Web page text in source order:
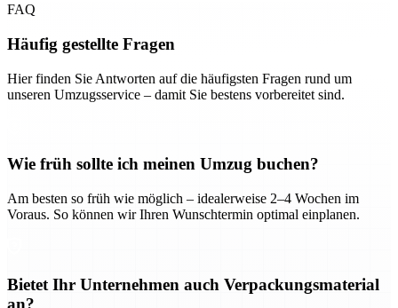
FAQ
Häufig gestellte Fragen
Hier finden Sie Antworten auf die häufigsten Fragen rund um
unseren Umzugsservice – damit Sie bestens vorbereitet sind.
Wie früh sollte ich meinen Umzug buchen?
Am besten so früh wie möglich – idealerweise 2–4 Wochen im
Voraus. So können wir Ihren Wunschtermin optimal einplanen.
Bietet Ihr Unternehmen auch Verpackungsmaterial
an?